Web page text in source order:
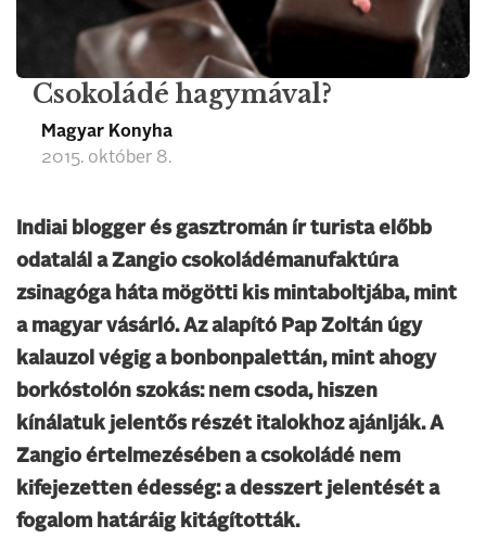
Csokoládé hagymával?
Magyar Konyha
2015. október 8.
Indiai blogger és gasztromán ír turista előbb
odatalál a Zangio csokoládémanufaktúra
zsinagóga háta mögötti kis mintaboltjába, mint
a magyar vásárló. Az alapító Pap Zoltán úgy
kalauzol végig a bonbonpalettán, mint ahogy
borkóstolón szokás: nem csoda, hiszen
kínálatuk jelentős részét italokhoz ajánlják. A
Zangio értelmezésében a csokoládé nem
kifejezetten édesség: a desszert jelentését a
fogalom határáig kitágították.